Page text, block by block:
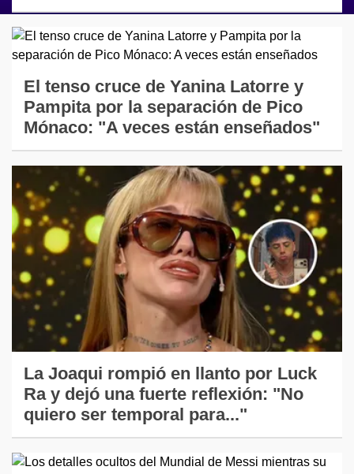
El tenso cruce de Yanina Latorre y
Pampita por la separación de Pico
Mónaco: "A veces están enseñados"
La Joaqui rompió en llanto por Luck
Ra y dejó una fuerte reflexión: "No
quiero ser temporal para..."